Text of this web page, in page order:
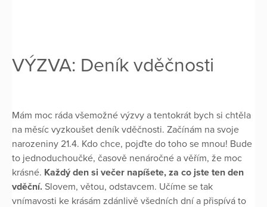
VÝZVA: Deník vděčnosti
Mám moc ráda všemožné výzvy a tentokrát bych si chtěla
na měsíc vyzkoušet deník vděčnosti. Začínám na svoje
narozeniny 21.4. Kdo chce, pojďte do toho se mnou! Bude
to jednoduchoučké, časově nenáročné a věřím, že moc
krásné. Každý den si večer napíšete, za co jste ten den
vděční. Slovem, větou, odstavcem. Učíme se tak
vnímavosti ke krásám zdánlivě všedních dní a přispívá to